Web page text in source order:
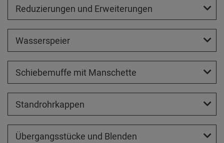
Reduzierungen und Erweiterungen
Wasserspeier
Schiebemuffe mit Manschette
Standrohrkappen
Übergangsstücke und Blenden